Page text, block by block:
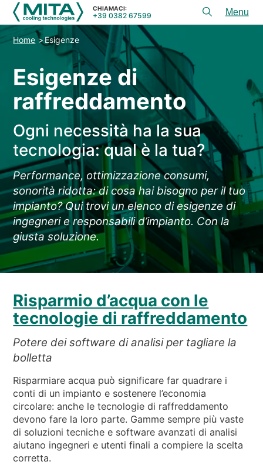
REFERENZE
NEWS & EVENTI
SOSTENIBILITÀ
ARTICOLI TECNICI
AREA RISERVATA
IT EN FR DE PL
CHIAMACI:
+39 0382 67599
menu
PRODOTTI
APPLICAZIONI
SERVIZI E CONSULENZA
RISORSE
CONTATTI
CHIAMACI: +39 0382 67599
Home Esigenze
Esigenze di
raffreddamento
Ogni necessità ha la sua
tecnologia: qual è la tua?
Performance, ottimizzazione consumi,
sonorità ridotta: di cosa hai bisogno per il tuo
impianto? Qui trovi un elenco di esigenze di
ingegneri e responsabili d’impianto. Con la
giusta soluzione.
Risparmio d’acqua con le
tecnologie di raffreddamento
Potere dei software di analisi per tagliare la
bolletta
Risparmiare acqua può significare far quadrare i
conti di un impianto e sostenere l’economia
circolare: anche le tecnologie di raffreddamento
devono fare la loro parte. Gamme sempre più vaste
di soluzioni tecniche e software avanzati di analisi
aiutano ingegneri e utenti finali a compiere la scelta
corretta.